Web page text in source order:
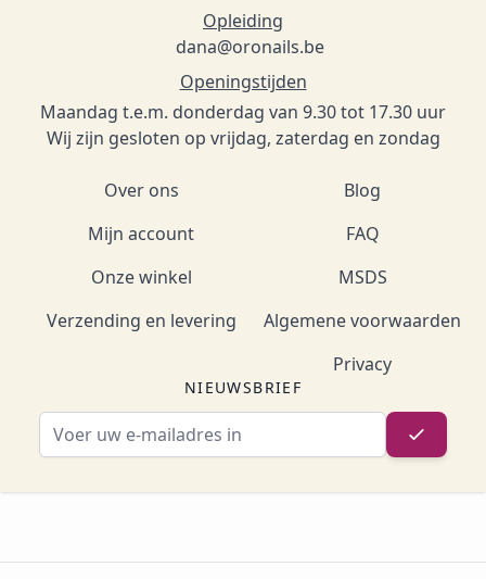
Opleiding
dana@oronails.be
Openingstijden
Maandag t.e.m. donderdag van 9.30 tot 17.30 uur
Wij zijn gesloten op vrijdag, zaterdag en zondag
Over ons
Mijn account
Onze winkel
Verzending en levering
Blog
FAQ
MSDS
Algemene voorwaarden
Privacy
NIEUWSBRIEF